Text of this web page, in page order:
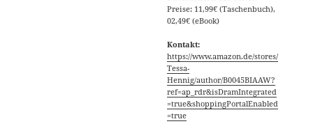
Preise: 11,99€ (Taschenbuch),
02,49€ (eBook)
Kontakt:
https://www.amazon.de/stores/
Tessa-
Hennig/author/B0045BIAAW?
ref=ap_rdr&isDramIntegrated
=true&shoppingPortalEnabled
=true